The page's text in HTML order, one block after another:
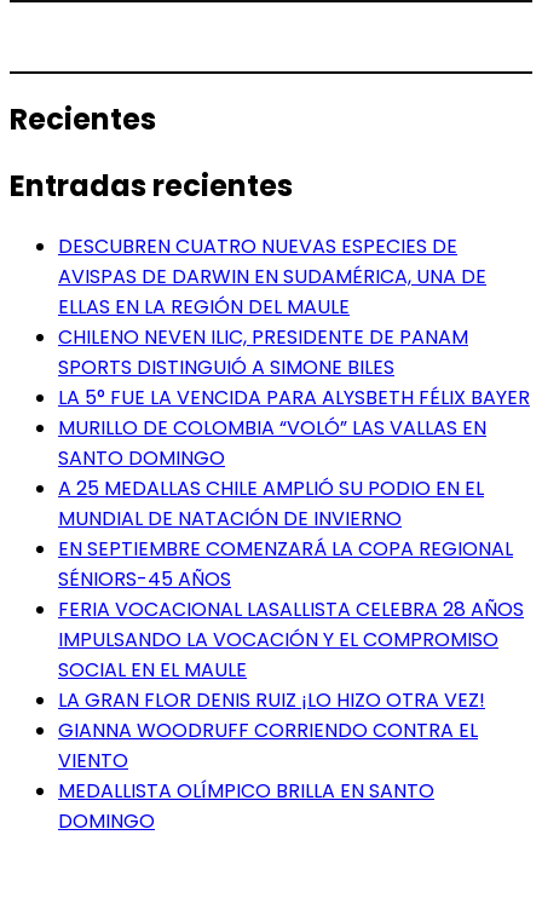
Recientes
Entradas recientes
DESCUBREN CUATRO NUEVAS ESPECIES DE
AVISPAS DE DARWIN EN SUDAMÉRICA, UNA DE
ELLAS EN LA REGIÓN DEL MAULE
CHILENO NEVEN ILIC, PRESIDENTE DE PANAM
SPORTS DISTINGUIÓ A SIMONE BILES
LA 5° FUE LA VENCIDA PARA ALYSBETH FÉLIX BAYER
MURILLO DE COLOMBIA “VOLÓ” LAS VALLAS EN
SANTO DOMINGO
A 25 MEDALLAS CHILE AMPLIÓ SU PODIO EN EL
MUNDIAL DE NATACIÓN DE INVIERNO
EN SEPTIEMBRE COMENZARÁ LA COPA REGIONAL
SÉNIORS-45 AÑOS
FERIA VOCACIONAL LASALLISTA CELEBRA 28 AÑOS
IMPULSANDO LA VOCACIÓN Y EL COMPROMISO
SOCIAL EN EL MAULE
LA GRAN FLOR DENIS RUIZ ¡LO HIZO OTRA VEZ!
GIANNA WOODRUFF CORRIENDO CONTRA EL
VIENTO
MEDALLISTA OLÍMPICO BRILLA EN SANTO
DOMINGO